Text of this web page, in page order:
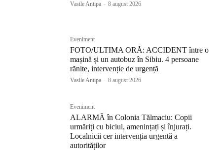
Vasile Antipa - 8 august 2026
Eveniment
FOTO/ULTIMA ORĂ: ACCIDENT între o
mașină și un autobuz în Sibiu. 4 persoane
rănite, intervenție de urgență
Vasile Antipa - 8 august 2026
Eveniment
ALARMĂ în Colonia Tălmaciu: Copii
urmăriți cu biciul, amenințați și înjurați.
Localnicii cer intervenția urgentă a
autorităților